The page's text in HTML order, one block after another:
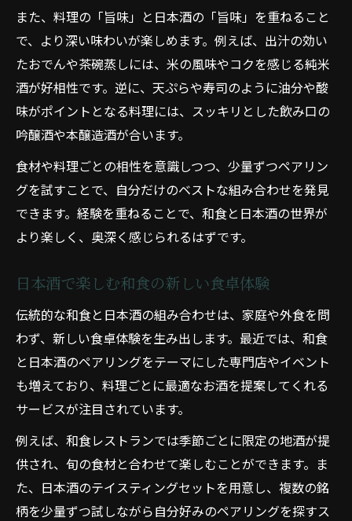
また、料理の「旨味」と日本酒の「旨味」を重ねること
で、より深い味わいが楽しめます。例えば、出汁の効い
たおでんや茶碗蒸しには、米の風味やコクを感じる純米
酒が好相性です。逆に、天ぷらや寿司のように油分や酸
味がポイントとなる料理には、スッキリとした飲み口の
吟醸酒や本醸造酒が合います。
食材や料理ごとの相性を意識しつつ、少量ずつペアリン
グを試すことで、自分だけのベストな組み合わせを発見
できます。経験を重ねることで、和食と日本酒の世界が
より楽しく、奥深く感じられるはずです。
日本酒で楽しむ和食の新しい食卓体験
伝統的な和食と日本酒の組み合わせは、家庭や外食を問
わず、新しい食卓体験を生み出します。最近では、和食
と日本酒のペアリングをテーマにした専門店やイベント
も増えており、料理ごとに最適なお酒を提案してくれる
サービスが注目されています。
例えば、和食レストランでは季節ごとに限定の地酒が提
供され、旬の食材と合わせて楽しむことができます。ま
た、日本酒のテイスティングセットを用意し、複数の銘
柄を少量ずつ試しながら自分好みのペアリングを探すス